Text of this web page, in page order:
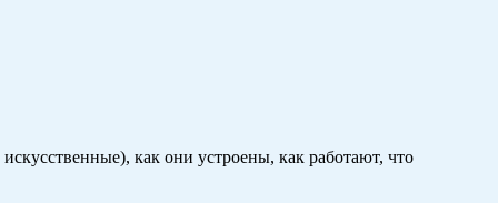
как они устроены, как работают, что